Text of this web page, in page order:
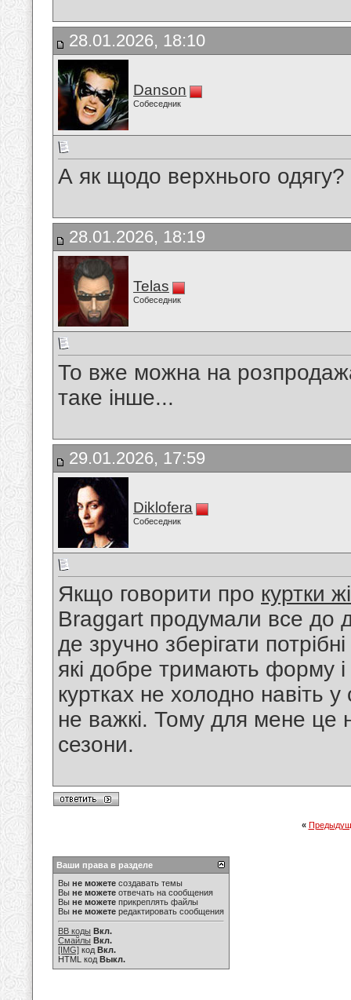
28.01.2026, 18:10
Danson
Собеседник
А як щодо верхнього
28.01.2026, 18:19
Telas
Собеседник
То вже можна на
таке інше...
29.01.2026, 17:59
Diklofera
Собеседник
Якщо говорити про куртки
Braggart продумали все до
де зручно зберігати
які добре тримають форму
куртках не холодно навіть
не важкі. Тому для мене це
сезони.
«
Ваши права в разделе
Вы не можете создавать темы
Вы не можете отвечать на сообщения
Вы не можете прикреплять файлы
Вы не можете редактировать сообщения
BB коды Вкл.
Смайлы Вкл.
[IMG] код Вкл.
HTML код Выкл.